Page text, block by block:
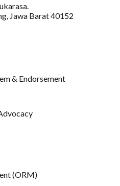
Jawa Barat 40152
& Endorsement
(ORM)